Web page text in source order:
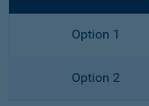
Option 1
Option 2